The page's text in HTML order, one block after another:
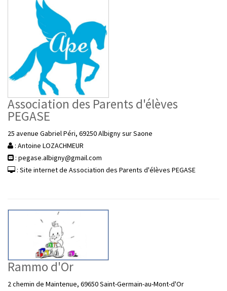
Association des Parents d'élèves
PEGASE
25 avenue Gabriel Péri, 69250 Albigny sur Saone
: Antoine LOZACHMEUR
: pegase.albigny@gmail.com
: Site internet de Association des Parents d'élèves PEGASE
Rammo d'Or
2 chemin de Maintenue, 69650 Saint-Germain-au-Mont-d'Or